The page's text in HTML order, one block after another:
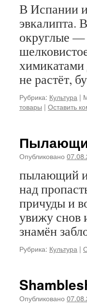
В Испании
эвкалипта.
округлые —
химикатами
не растёт,
Рубрика: Культура |
товары | Оставить
Опубликовано
пылающий
над
причуды и
увижу снов
знамён
Рубрика: Культура |
Опубликовано